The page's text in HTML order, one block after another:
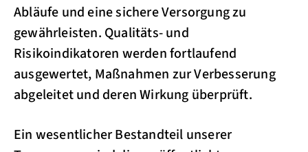
Abläufe und eine sichere Versorgung zu
gewährleisten. Qualitäts- und
Risikoindikatoren werden fortlaufend
ausgewertet, Maßnahmen zur Verbesserung
abgeleitet und deren Wirkung überprüft.
Ein wesentlicher Bestandteil unserer